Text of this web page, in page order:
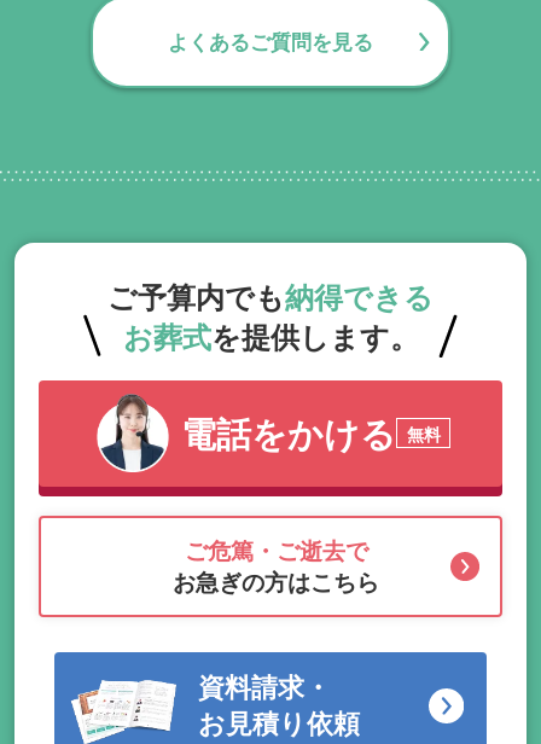
の手続きとお答えになる方が70パーセント
以上でして、お客様が日常にお戻りいただ
くまでの期間、回数の制限なく、当社の専
よくあるご質問を見る
ご予算内でも納得できる
お葬式を提供します。
電話をかける 無料
ご危篤・ご逝去で
お急ぎの方はこちら
資料請求・
お見積り依頼